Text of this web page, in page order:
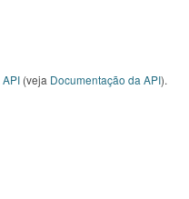
API (veja Documentação da API).